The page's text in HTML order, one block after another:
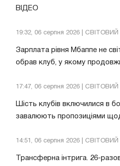
ВІДЕО
19:32, 06 серпня 2026 |
Зарплата рівня Мбаппе не
обрав клуб, у якому
17:47, 06 серпня 2026 |
Шість клубів включилися в
завалюють пропозиціями
14:51, 06 серпня 2026 |
Трансферна інтрига. 26-